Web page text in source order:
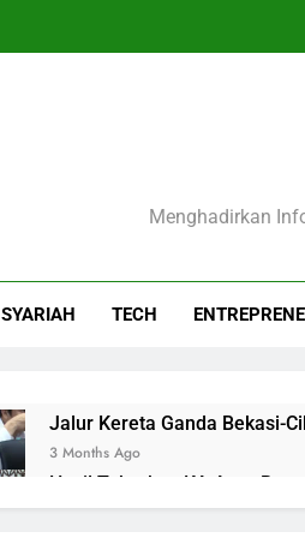
Menghadirkan
SYARIAH TECH
Jalur Kereta Ganda Bekasi-
3 Months Ago
Hasil Tabrakan KA Argo
3 Months Ago